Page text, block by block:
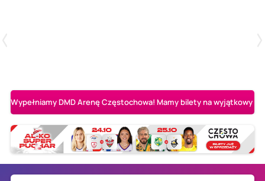
Wypełniamy DMD Arenę Częstochowa! Mamy bilety na wyjątkowy